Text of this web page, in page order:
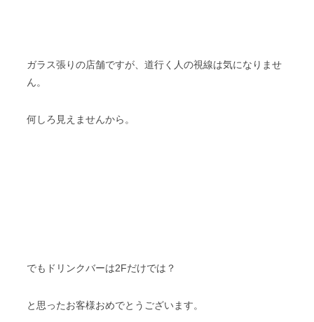
ガラス張りの店舗ですが、道行く人の視線は気になりませ
ん。
何しろ見えませんから。
でもドリンクバーは2Fだけでは？
と思ったお客様おめでとうございます。